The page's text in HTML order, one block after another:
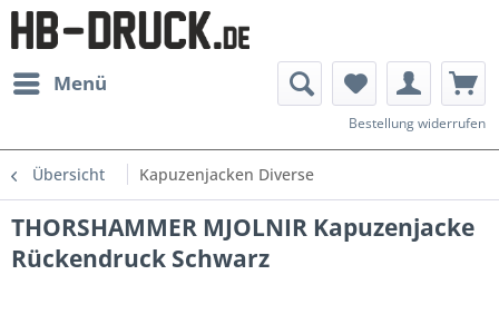
Menü
Bestellung widerrufen
Übersicht Kapuzenjacken Diverse
THORSHAMMER MJOLNIR Kapuzenjacke
Rückendruck Schwarz